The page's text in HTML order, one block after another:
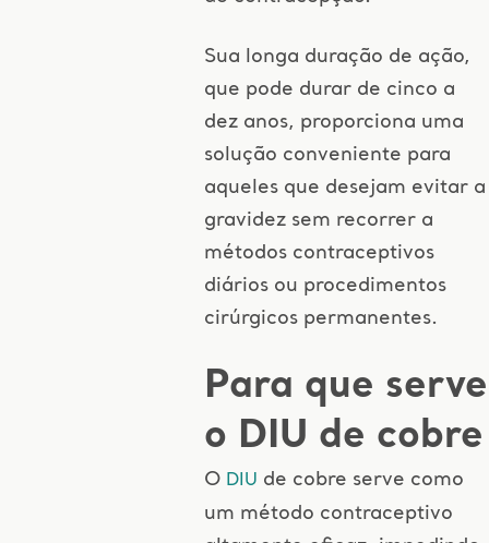
Sua longa duração de ação,
que pode durar de cinco a
dez anos, proporciona uma
solução conveniente para
aqueles que desejam evitar a
gravidez sem recorrer a
métodos contraceptivos
diários ou procedimentos
cirúrgicos permanentes.
Para que serve
o DIU de cobre
O DIU de cobre serve como
um método contraceptivo